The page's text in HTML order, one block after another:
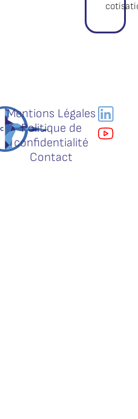
Mentions Légales
Politique de
confidentialité
Contact